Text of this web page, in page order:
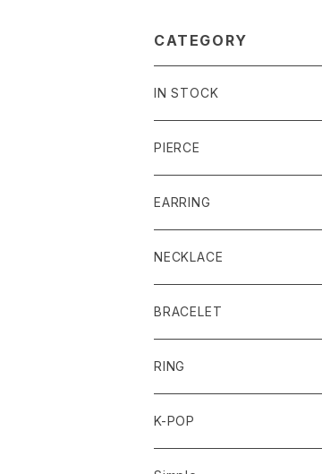
CATEGORY
IN STOCK
PIERCE
EARRING
NECKLACE
BRACELET
RING
K-POP